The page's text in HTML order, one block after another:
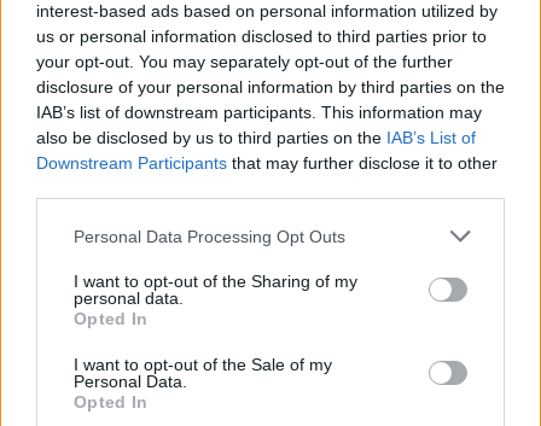
interest-based ads based on personal information utilized by
us or personal information disclosed to third parties prior to
your opt-out. You may separately opt-out of the further
disclosure of your personal information by third parties on the
IAB’s list of downstream participants. This information may
also be disclosed by us to third parties on the IAB’s List of
Downstream Participants that may further disclose it to other
Please note that this website/app uses one or more Google
not limited to your visit or usage behaviour. You may click to
grant or deny consent to Google and its third-party tags to
use your data for below specified purposes in below Google
consent section.
Personal Data Processing Opt Outs
I want to opt-out of the Sharing of my
personal data.
Opted In
I want to opt-out of the Sale of my
Personal Data.
Opted In
Itt állítsd be, hogy az RTL.hu az elsők között
legyen a Google-találatokban!
Kövess minket, és értesülj a friss
hírekről a Facebookon is!